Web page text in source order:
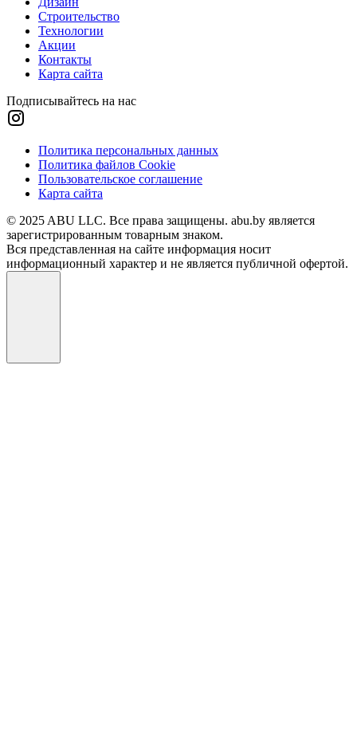
Строительство
Технологии
Акции
Контакты
Карта сайта
Подписывайтесь на нас
Политика персональных данных
Политика файлов Cookie
Пользовательское соглашение
Карта сайта
© 2025 ABU LLC. Все права защищены. abu.by является
зарегистрированным товарным знаком.
Вся представленная на сайте информация носит
информационный характер и не является публичной офертой.